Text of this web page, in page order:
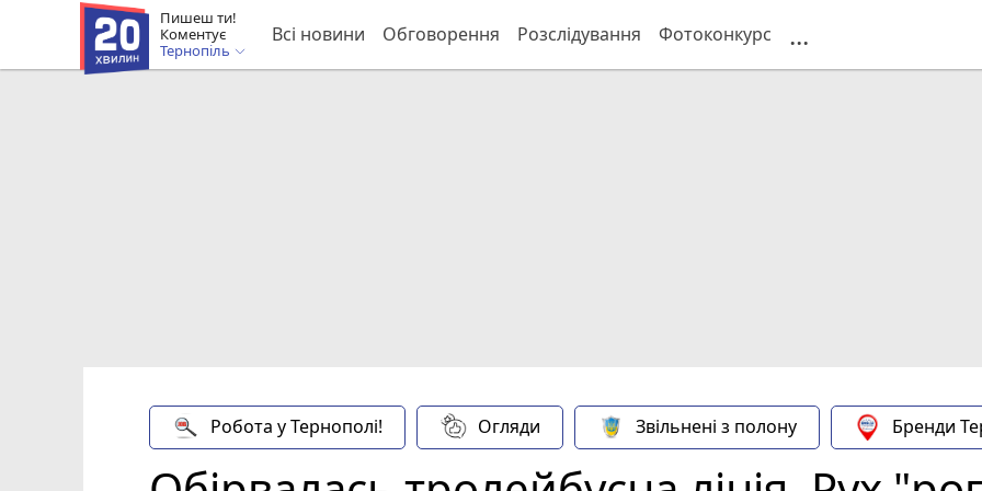
Пишеш ти!
Коментує
Тернопіль
Всі новини Обговорення Розслідування Фотоконкурс ...
Робота у Тернополі! Огляди Звільнені з полону Бренди